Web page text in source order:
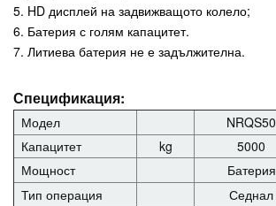
5. HD дисплей на задвижващото колело;
6. Батерия с голям капацитет.
7. Литиева батерия не е задължителна.
Спецификация:
Модел
NRQS50
Капацитет
kg
5000
Мощност
Батерия
Тип операция
Седнал